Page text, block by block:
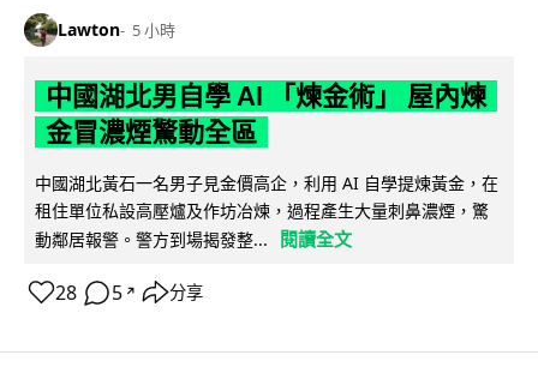
Lawton 5 小時
中國湖北男自學 AI 「煉金術」 屋內煉
金冒濃煙驚動全區
中國湖北黃石一名男子見金價高企，利用 AI 自學提煉黃金，在
租住單位私設高壓爐及作坊冶煉，過程產生大量刺鼻濃煙，驚
動鄰居報警。警方到場揭發整...
閱讀全文
28 5 ↗ 分享